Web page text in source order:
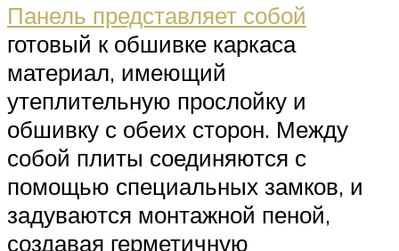
Панель представляет собой
готовый к обшивке каркаса
материал, имеющий
утеплительную прослойку и
обшивку с обеих сторон. Между
собой плиты соединяются с
помощью специальных замков, и
задуваются монтажной пеной,
создавая герметичную